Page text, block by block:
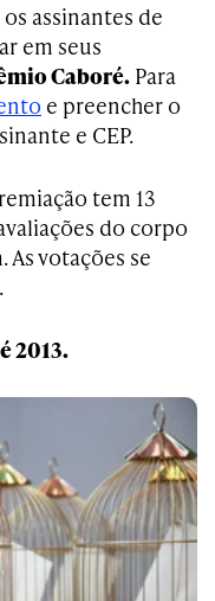
assinantes de
em seus
Caboré. Para
e preencher o
e CEP.
tem 13
do corpo
votações se
2013.